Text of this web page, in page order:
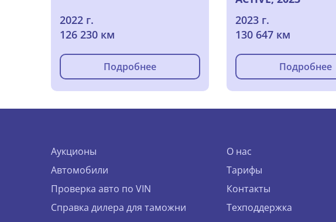
2022 г.
126 230 км
Подробнее
2023 г.
130 647 км
Подробнее
Аукционы
Автомобили
Проверка авто по VIN
Справка дилера для таможни
О нас
Тарифы
Контакты
Техподдержка